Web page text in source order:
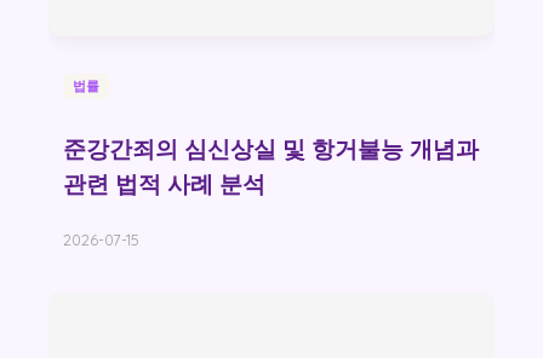
법률
준강간죄의 심신상실 및 항거불능 개념과
관련 법적 사례 분석
2026-07-15